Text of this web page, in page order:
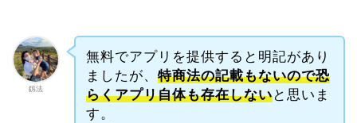
釼法
無料でアプリを提供すると明記があり
ましたが、 特商法の記載もないので恐
らくアプリ自体も存在しないと思いま
す。